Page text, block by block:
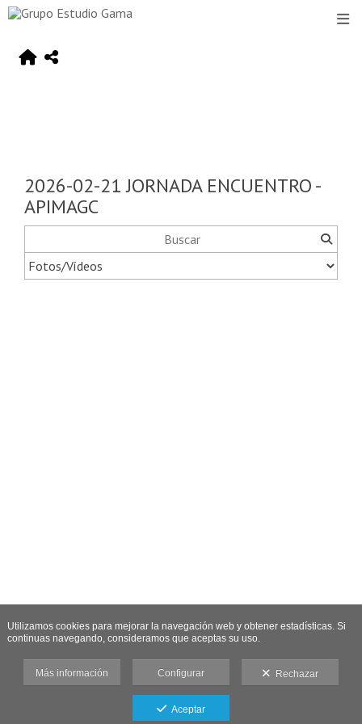
2026-02-21 JORNADA ENCUENTRO -
APIMAGC
Utilizamos cookies para mejorar la navegación web y obtener estadísticas. Si
continuas navegando, consideramos que aceptas su uso.
Más información Configurar Rechazar
Aceptar